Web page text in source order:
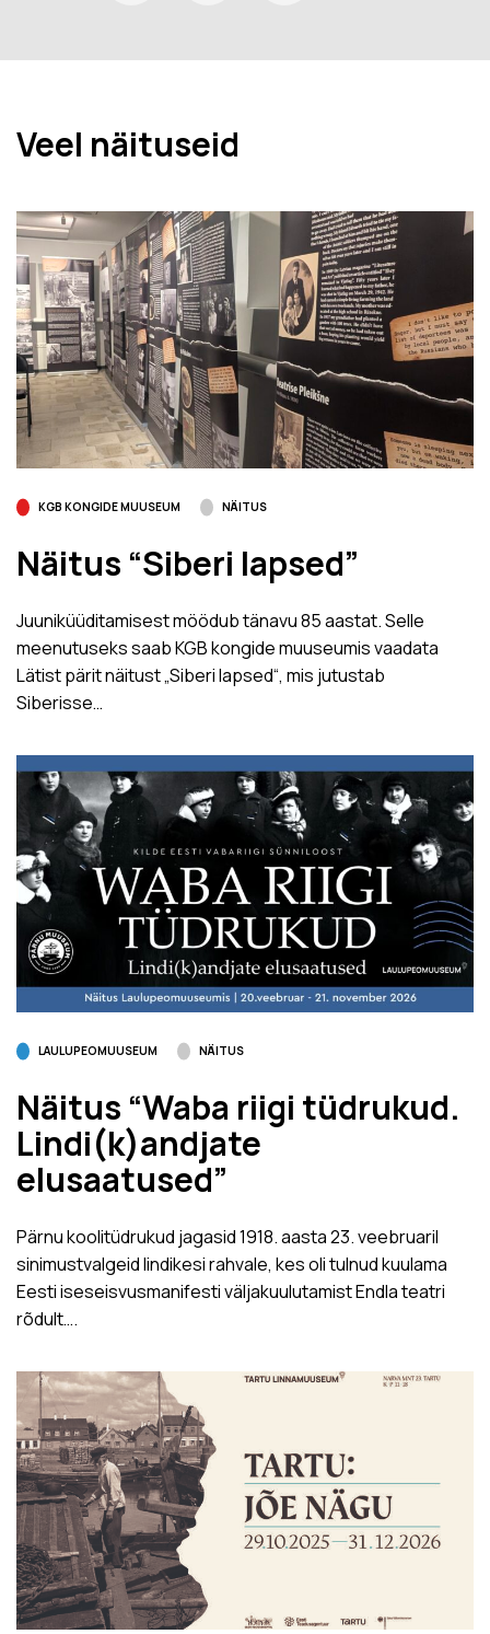
Veel näituseid
KGB KONGIDE MUUSEUM NÄITUS
Näitus “Siberi lapsed”
Juuniküüditamisest möödub tänavu 85 aastat. Selle
meenutuseks saab KGB kongide muuseumis vaadata
Lätist pärit näitust „Siberi lapsed“, mis jutustab
Siberisse…
LAULUPEOMUUSEUM NÄITUS
Näitus “Waba riigi tüdrukud.
Lindi(k)andjate
elusaatused”
Pärnu koolitüdrukud jagasid 1918. aasta 23. veebruaril
sinimustvalgeid lindikesi rahvale, kes oli tulnud kuulama
Eesti iseseisvusmanifesti väljakuulutamist Endla teatri
rõdult….